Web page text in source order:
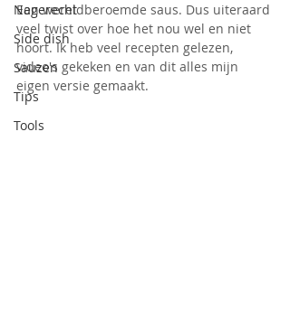
Nagerecht
Side dish
Sauzen
Tips
Tools
Een wereldberoemde saus. Dus uiteraard
veel twist over hoe het nou wel en niet
hoort. Ik heb veel recepten gelezen,
video's gekeken en van dit alles mijn
eigen versie gemaakt.